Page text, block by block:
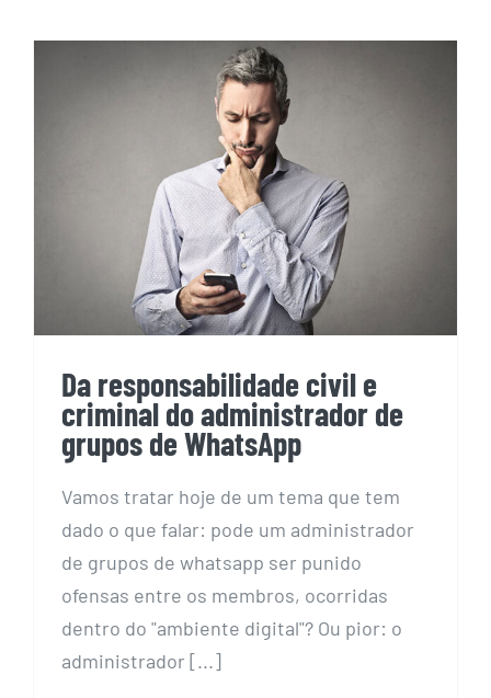
Da responsabilidade civil e
criminal do administrador de
grupos de WhatsApp
Da responsabilidade civil e
criminal do administrador de
grupos de WhatsApp
Vamos tratar hoje de um tema que tem
dado o que falar: pode um administrador
de grupos de whatsapp ser punido
ofensas entre os membros, ocorridas
dentro do "ambiente digital"? Ou pior: o
administrador [...]